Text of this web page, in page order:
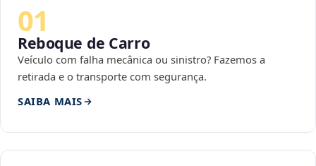
01
Reboque de Carro
Veículo com falha mecânica ou sinistro? Fazemos a
retirada e o transporte com segurança.
SAIBA MAIS